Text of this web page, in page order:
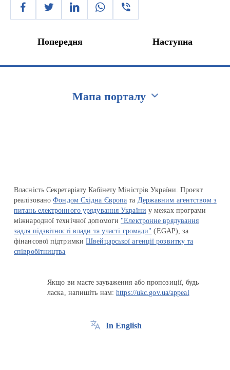
Попередня Наступна
Мапа порталу
Власність Секретаріату Кабінету Міністрів України. Проєкт
реалізованоФондом Східна Європа та Державним агентством з
питань електронного урядування України у межах програми
міжнародної технічної допомоги "Електронне врядування
задля підзвітності влади та участі громади" (EGAP), за
фінансової підтримкиШвейцарської агенції розвитку та
співробітництва
Якщо ви маєте зауваження або пропозиції, будь
ласка, напишіть нам:https://ukc.gov.ua/appeal
In English